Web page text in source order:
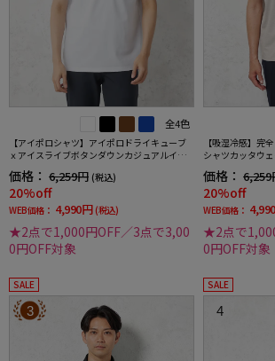
全4色
【アイポロシャツ】アイポロドライキューブ
ｘアイスライブボタンダウンカジュアルイン
夏
価格： 6,259円 (税込)
20%off
WEB価格： 4,990円 (税込)
★2点で1,000円OFF／3点で3,00
0円OFF対象
【吸湿冷感】完
シャツカッタウ
価格： 6,259
20%off
WEB価格：
★2点で
0円OFF対象
SALE
3
SALE
4